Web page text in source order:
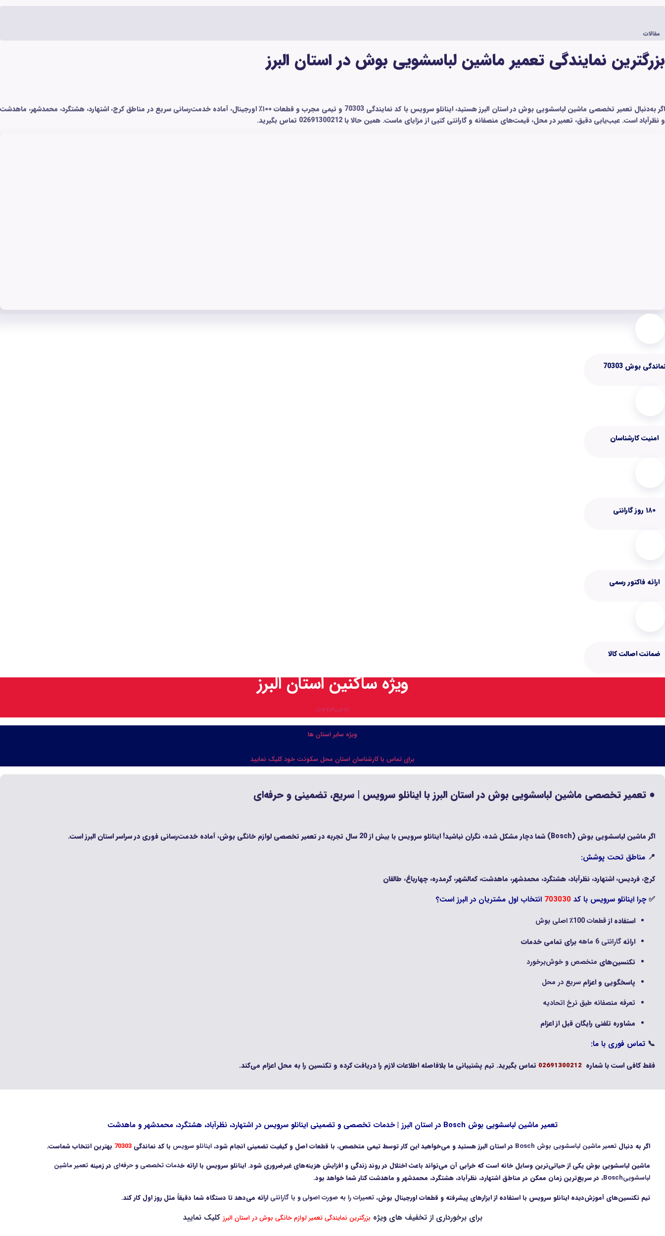
مقالات
بزرگترین نمایندگی تعمیر ماشین لباسشویی بوش در استان البرز
اگر به‌دنبال تعمیر تخصصی ماشین لباسشویی بوش در استان البرز هستید، اینانلو سرویس با کد نمایندگی 70303 و تیمی مجرب و قطعات ۱۰۰٪ اورجینال، آماده خدمت‌رسانی سریع در مناطق کرج، اشتهارد، هشتگرد، محمدشهر، ماهدشت
و نظرآباد است. عیب‌یابی دقیق، تعمیر در محل، قیمت‌های منصفانه و گارانتی کتبی از مزایای ماست. همین حالا با 02691300212 تماس بگیرید.
بوش 70303
امنیت کارشناسان
۱۸۰ روز گارانتی
ارائه فاکتور رسمی
ضمانت اصالت کالا
ویژه ساکنین استان البرز
۰۲۶۹۱۳۰۰۲۱۲
ویژه سایر استان ها
برای تماس با کارشناسان استان محل سکونت خود کلیک نمایید
● تعمیر تخصصی ماشین لباسشویی بوش در استان البرز با اینانلو سرویس | سریع، تضمینی و حرفه‌ای
اگر ماشین لباسشویی بوش (Bosch) شما دچار مشکل شده، نگران نباشید! اینانلو سرویس با بیش از 20 سال تجربه در تعمیر تخصصی لوازم خانگی بوش، آماده خدمت‌رسانی فوری در سراسر استان البرز است.
📍 مناطق تحت پوشش:
کرج، فردیس، اشتهارد، نظرآباد، هشتگرد، محمدشهر، ماهدشت، کمالشهر، گرمدره، چهارباغ، طالقان
✅چرا اینانلو سرویس با کد 703030 انتخاب اول مشتریان در البرز است؟
استفاده ازقطعات 100٪ اصلی بوش
ارائهگارانتی 6 ماهه
برای تمامی خدمات
تکنسین‌های متخصص و خوش‌برخورد
پاسخگویی و اعزام سریع در محل
تعرفه منصفانه طبق نرخ اتحادیه
مشاوره تلفنی رایگان قبل از اعزام
📞 تماس فوری با ما:
فقط کافی است با شماره 02691300212 تماس بگیرید. تیم پشتیبانی ما بلافاصله اطلاعات لازم را دریافت کرده و تکنسین را به محل اعزام می‌کند.
تعمیر ماشین لباسشویی بوش Bosch در استان البرز | خدمات تخصصی و تضمینی اینانلو سرویس در اشتهارد، نظرآباد، هشتگرد، محمدشهر و ماهدشت
اگر به دنبال تعمیر ماشین لباسشویی بوش Bosch در استان البرز هستید و می‌خواهید این کار توسط تیمی متخصص، با قطعات اصل و کیفیت تضمینی انجام شود، اینانلو سرویس با کد نماندگی 70303 بهترین انتخاب شماست.
ماشین لباسشویی بوش یکی از حیاتی‌ترین وسایل خانه است که خرابی آن می‌تواند باعث اختلال در روند زندگی و افزایش هزینه‌های غیرضروری شود. اینانلو سرویس با ارائه خدمات تخصصی و حرفه‌ای در زمینه تعمیر ماشین
لباسشوییBosch
، در سریع‌ترین زمان ممکن در مناطق اشتهارد، نظرآباد، هشتگرد، محمدشهر و ماهدشت کنار شما خواهد بود.
تیم تکنسین‌های آموزش‌دیده اینانلو سرویس با استفاده از ابزارهای پیشرفته و قطعات اورجینال بوش، تعمیرات را به صورت اصولی و با گارانتی ارائه می‌دهد تا دستگاه شما دقیقاً مثل روز اول کار کند.
برای برخورداری از تخفیف های ویژه بزرگترین نمایندگی تعمیر لوازم خانگی بوش در استان البرز کلیک نمایید